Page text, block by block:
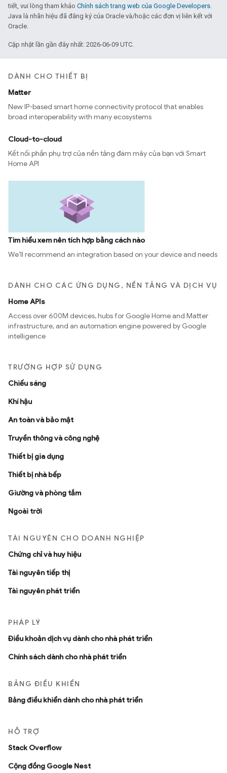
tiết, vui lòng tham khảo Chính sách trang web của Google Developers.
Java là nhãn hiệu đã đăng ký của Oracle và/hoặc các đơn vị liên kết với
Oracle.
Cập nhật lần gần đây nhất: 2026-06-09 UTC.
DÀNH CHO THIẾT BỊ
Matter
New IP-based smart home connectivity protocol that enables
broad interoperability with many ecosystems
Cloud-to-cloud
Kết nối phần phụ trợ của nền tảng đám mây của bạn với Smart
Home API
Tìm hiểu xem nên tích hợp bằng cách nào
We’ll recommend an integration based on your device and needs
DÀNH CHO CÁC ỨNG DỤNG, NỀN TẢNG VÀ DỊCH VỤ
Home APIs
Access over 600M devices, hubs for Google Home and Matter
infrastructure, and an automation engine powered by Google
intelligence
TRƯỜNG HỢP SỬ DỤNG
Chiếu sáng
Khí hậu
An toàn và bảo mật
Truyền thông và công nghệ
Thiết bị gia dụng
Thiết bị nhà bếp
Giường và phòng tắm
Ngoài trời
TÀI NGUYÊN CHO DOANH NGHIỆP
Chứng chỉ và huy hiệu
Tài nguyên tiếp thị
Tài nguyên phát triển
PHÁP LÝ
Ðiều khoản dịch vụ dành cho nhà phát triển
Chính sách dành cho nhà phát triển
BẢNG ĐIỀU KHIỂN
Bảng điều khiển dành cho nhà phát triển
HỖ TRỢ
Stack Overflow
Cộng đồng Google Nest